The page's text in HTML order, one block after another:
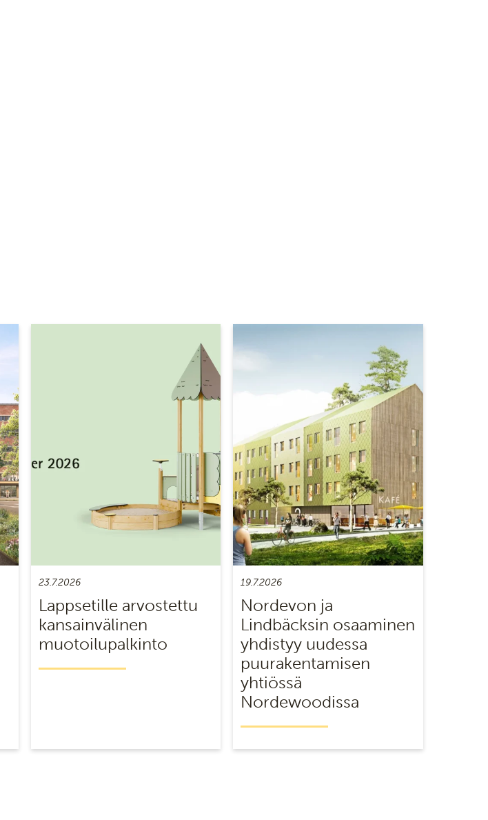
23.7.2026
Lappsetille arvostettu
kansainvälinen
muotoilupalkinto
19.7.2026
Nordevon ja
Lindbäcksin osaaminen
yhdistyy uudessa
puurakentamisen
yhtiössä
Nordewoodissa